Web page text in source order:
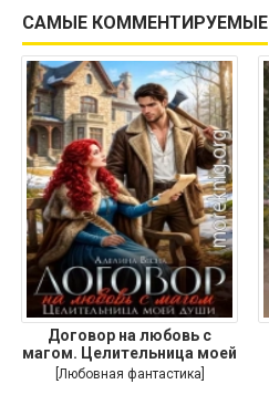
САМЫЕ КОММЕНТИРУЕМЫЕ
Договор на любовь с
магом. Целительница моей
души
[Любовная фантастика]